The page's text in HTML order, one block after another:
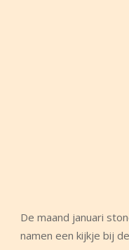
De maand januari
namen een kijkje bij